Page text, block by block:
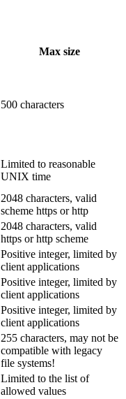
Max size
500 characters
Limited to reasonable
UNIX time
2048 characters, valid
scheme https or http
2048 characters, valid
https or http scheme
Positive integer, limited by
client applications
Positive integer, limited by
client applications
Positive integer, limited by
client applications
255 characters, may not be
compatible with legacy
file systems!
Limited to the list of
allowed values